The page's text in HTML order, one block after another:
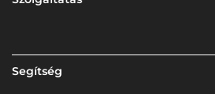
Segítség